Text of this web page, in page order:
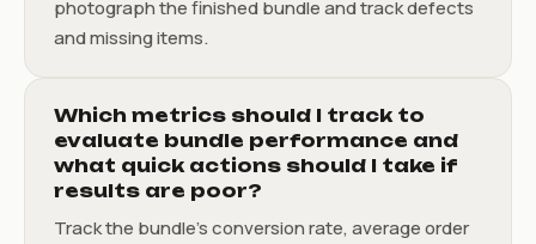
photograph the finished bundle and track defects
and missing items.
Which metrics should I track to
evaluate bundle performance and
what quick actions should I take if
results are poor?
Track the bundle’s conversion rate, average order